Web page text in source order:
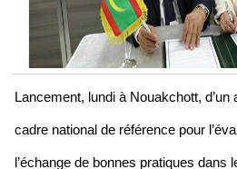
Lancement, lundi à Nouakchott, d’un
cadre national de référence pour
l’échange de bonnes pratiques dans